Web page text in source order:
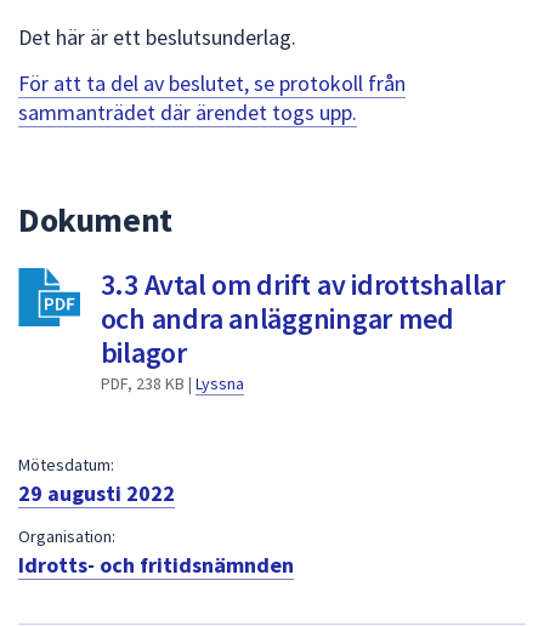
att
navigera
mellan
att
välja
något
Det här är ett beslutsunderlag.
För att ta del av beslutet, se protokoll från
sammanträdet där ärendet togs upp.
Dokument
3.3 Avtal om drift av idrottshallar
och andra anläggningar med
bilagor
PDF, 238 KB | Lyssna
Mötesdatum:
29 augusti 2022
Organisation:
Idrotts- och fritidsnämnden